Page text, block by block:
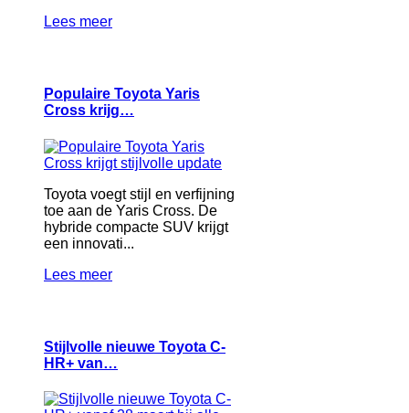
Lees meer
Populaire Toyota Yaris
Cross krijg…
Toyota voegt stijl en verfijning
toe aan de Yaris Cross. De
hybride compacte SUV krijgt
een innovati...
Lees meer
Stijlvolle nieuwe Toyota C-
HR+ van…